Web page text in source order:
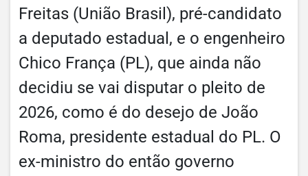
Freitas (União Brasil), pré-candidato
a deputado estadual, e o engenheiro
Chico França (PL), que ainda não
decidiu se vai disputar o pleito de
2026, como é do desejo de João
Roma, presidente estadual do PL. O
ex-ministro do então governo